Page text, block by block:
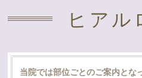
ヒアル
当院では部位ごとのご案内とな